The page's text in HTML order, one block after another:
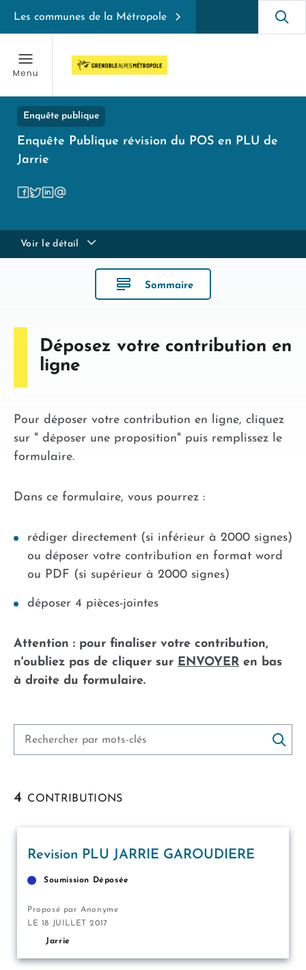
Les communes de la Métropole
Enquête publique
Enquête Publique révision du POS en PLU de
Jarrie
Voir le détail
Sommaire
Déposez votre contribution en
ligne
Pour déposer votre contribution en ligne, cliquez
sur " déposer une proposition" puis remplissez le
formulaire.
Dans ce formulaire, vous pourrez :
rédiger directement (si inférieur à 2000 signes)
ou déposer votre contribution en format word
ou PDF (si supérieur à 2000 signes)
déposer 4 pièces-jointes
Attention : pour finaliser votre contribution,
n'oubliez pas de cliquer sur ENVOYER en bas
à droite du formulaire.
Résultats
la
4 CONTRIBUTIONS
Revision PLU JARRIE GAROUDIERE
Soumission Déposée
Proposé par Anonyme
LE 18 JUILLET 2017
Jarrie